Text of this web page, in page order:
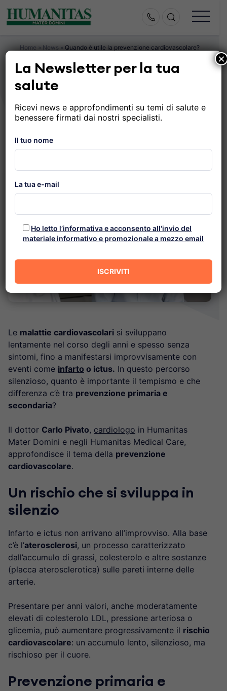
Skip
to
Home » News » Quando è utile la prevenzione cardiovascolare?
Quando è utile la
prevenzione
cardiovascolare?
Pubblicato il 29 Giugno 2026
Le malattie cardiovascolari si sviluppano
lentamente nel corso degli anni e spesso senza
sintomi, fino a manifestarsi improvvisamente con
eventi come infarto o ictus. In questo percorso
silenzioso, quanto è importante il tempismo e che
differenza c’è tra prevenzione primaria e
secondaria?
Il dottor Carlo Pivato, cardiologo in Humanitas
Mater Domini e negli Humanitas Medical Care,
approfondisce il tema della prevenzione
cardiovascolare.
Un rischio che si sviluppa in
silenzio
Infarto e ictus non arrivano all’improvviso. Alla base
c’è l’aterosclerosi, un processo caratterizzato
dall’accumulo di grassi, colesterolo e altre sostanze
(placca aterosclerotica) sulle pareti interne delle
arterie.
Presentare per anni valori, anche moderatamente
elevati di colesterolo LDL, pressione arteriosa o
glicemia, può aumentare progressivamente il rischio
cardiovascolare: un accumulo lento, silenzioso, ma
rischioso per il cuore.
Prevenzione primaria e
La Newsletter per la tua
salute
Ricevi news e approfondimenti su temi di salute e
benessere firmati dai nostri specialisti.
Il tuo nome
La tua e-mail
Ho letto l’informativa e acconsento all'invio del
materiale informativo e promozionale a mezzo email
×